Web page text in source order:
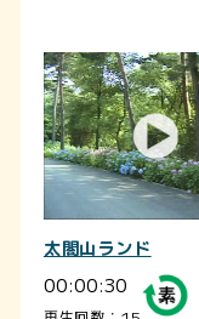
太閤山ランド
00:00:30